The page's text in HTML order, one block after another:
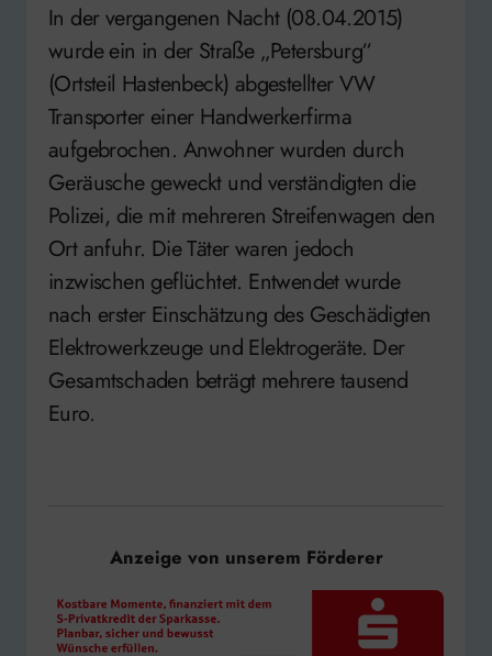
In der vergangenen Nacht (08.04.2015)
wurde ein in der Straße „Petersburg“
(Ortsteil Hastenbeck) abgestellter VW
Transporter einer Handwerkerfirma
aufgebrochen. Anwohner wurden durch
Geräusche geweckt und verständigten die
Polizei, die mit mehreren Streifenwagen den
Ort anfuhr. Die Täter waren jedoch
inzwischen geflüchtet. Entwendet wurde
nach erster Einschätzung des Geschädigten
Elektrowerkzeuge und Elektrogeräte. Der
Gesamtschaden beträgt mehrere tausend
Euro.
Anzeige von unserem Förderer